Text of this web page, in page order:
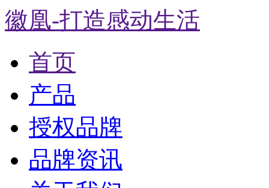
徽凰-打造感动生活
首页
产品
授权品牌
品牌资讯